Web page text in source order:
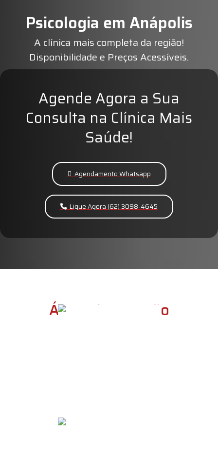
Psicologia em Anápolis
A clínica mais completa da região!
Disponibilidade e Preços Acessíveis.
Agende Agora a Sua
Consulta na Clínica Mais
Saúde!
Agendamento Whatsapp
Ligue Agora (62) 3098-4645
Áreas de Atuação